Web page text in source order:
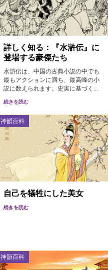
詳しく知る：『水滸伝』に
登場する豪傑たち
水滸伝は、中国の古典小説の中でも
最もアクションに満ち、最高峰の小
説に数えられます。史実に基づく...
続きを読む
神韻百科
自己を犠牲にした美女
続きを読む
神韻百科